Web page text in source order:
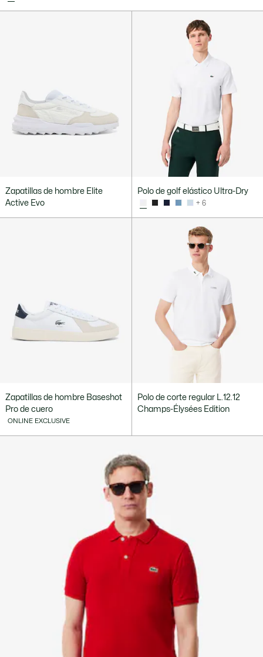
Zapatillas de hombre Elite
Active Evo
Polo de golf elástico Ultra-Dry
+ 6
Zapatillas de hombre Baseshot
Pro de cuero
ONLINE EXCLUSIVE
Polo de corte regular L.12.12
Champs-Élysées Edition